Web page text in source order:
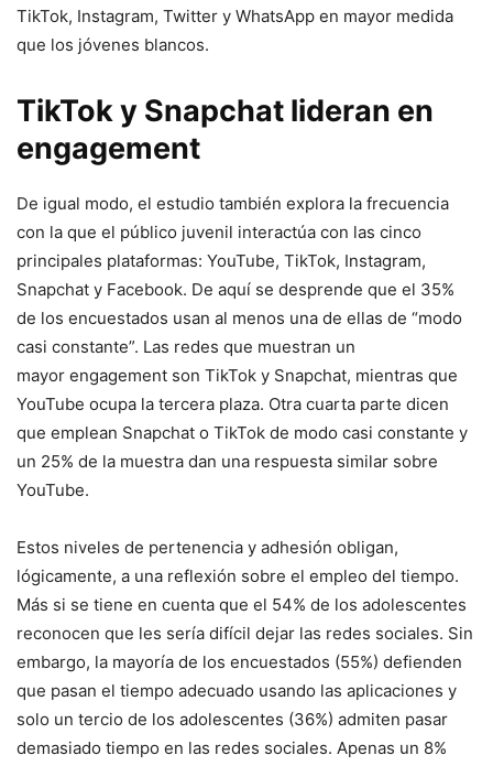
TikTok, Instagram, Twitter y WhatsApp en mayor medida
que los jóvenes blancos.
TikTok y Snapchat lideran en
engagement
De igual modo, el estudio también explora la frecuencia
con la que el público juvenil interactúa con las cinco
principales plataformas: YouTube, TikTok, Instagram,
Snapchat y Facebook. De aquí se desprende que el 35%
de los encuestados usan al menos una de ellas de “modo
casi constante”. Las redes que muestran un
mayor engagement son TikTok y Snapchat, mientras que
YouTube ocupa la tercera plaza. Otra cuarta parte dicen
que emplean Snapchat o TikTok de modo casi constante y
un 25% de la muestra dan una respuesta similar sobre
YouTube.
Estos niveles de pertenencia y adhesión obligan,
lógicamente, a una reflexión sobre el empleo del tiempo.
Más si se tiene en cuenta que el 54% de los adolescentes
reconocen que les sería difícil dejar las redes sociales. Sin
embargo, la mayoría de los encuestados (55%) defienden
que pasan el tiempo adecuado usando las aplicaciones y
solo un tercio de los adolescentes (36%) admiten pasar
demasiado tiempo en las redes sociales. Apenas un 8%